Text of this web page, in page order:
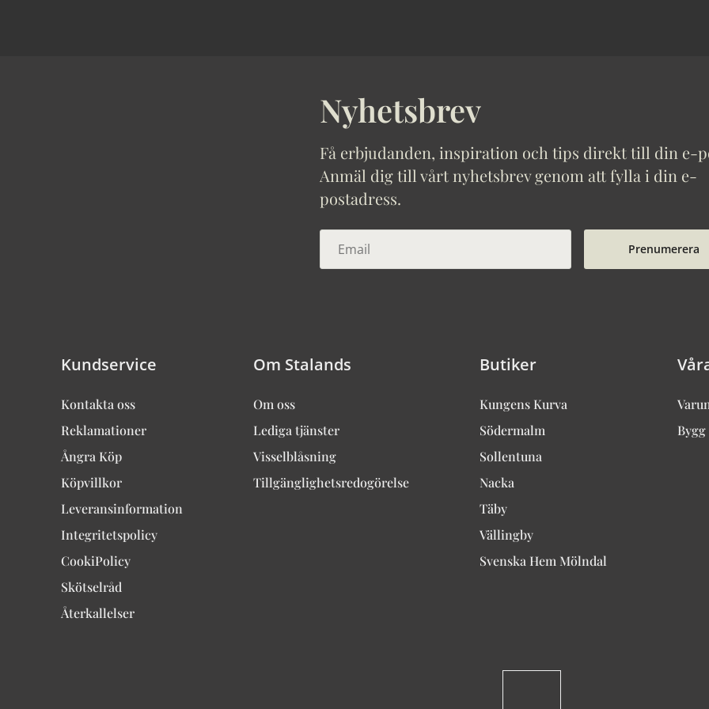
Nyhetsbrev
Få erbjudanden, inspiration och tips direkt till din e-
Anmäl dig till vårt nyhetsbrev genom att fylla i din e-
postadress.
Prenumerera
Kundservice
Kontakta oss
Reklamationer
Ångra Köp
Köpvillkor
Leveransinformation
Integritetspolicy
CookiPolicy
Skötselråd
Återkallelser
Om Stalands
Om oss
Lediga tjänster
Visselblåsning
Tillgänglighetsredogörelse
Butiker
Kungens Kurva
Södermalm
Sollentuna
Nacka
Täby
Vällingby
Svenska Hem Mölndal